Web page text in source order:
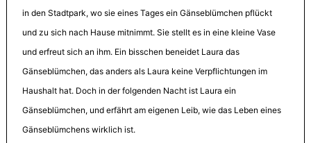
in den Stadtpark, wo sie eines Tages ein Gänseblümchen pflückt
und zu sich nach Hause mitnimmt. Sie stellt es in eine kleine Vase
und erfreut sich an ihm. Ein bisschen beneidet Laura das
Gänseblümchen, das anders als Laura keine Verpflichtungen im
Haushalt hat. Doch in der folgenden Nacht ist Laura ein
Gänseblümchen, und erfährt am eigenen Leib, wie das Leben eines
Gänseblümchens wirklich ist.